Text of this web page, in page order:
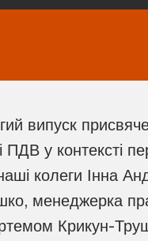
випуск
ПДВ у контексті
колеги Інна
менеджерка
Крикун-